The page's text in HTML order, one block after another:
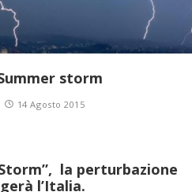
storm
14 Agosto 2015
la perturbazione
l’Italia.